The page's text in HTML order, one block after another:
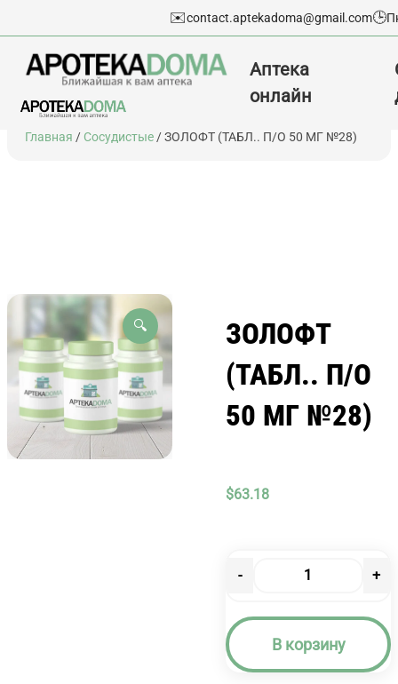
Перейти
✉️contact.aptekadoma@gmail.com🕒
Аптека
онлайн
Главная / Сосудистые / ЗОЛОФТ (ТАБЛ.. П/О 50 МГ №28)
🔍
ЗОЛОФТ
(ТАБЛ.. П/О
50 МГ №28)
$63.18
-
ЗОЛОФТ
(ТАБЛ..
П/
+
В корзину